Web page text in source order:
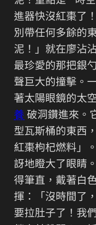
進器快沒紅棗了
別帶任何多餘的
泥！」就在廖沾
最珍愛的那把銀
聲巨大的撞擊。
著太陽眼鏡的太
養 破洞鑽進來。
型瓦斯桶的東西
紅棗枸杞燃料」
訝地瞪大了眼睛
得筆直，戴著白
揮：「沒時間了
要拉肚子了！我